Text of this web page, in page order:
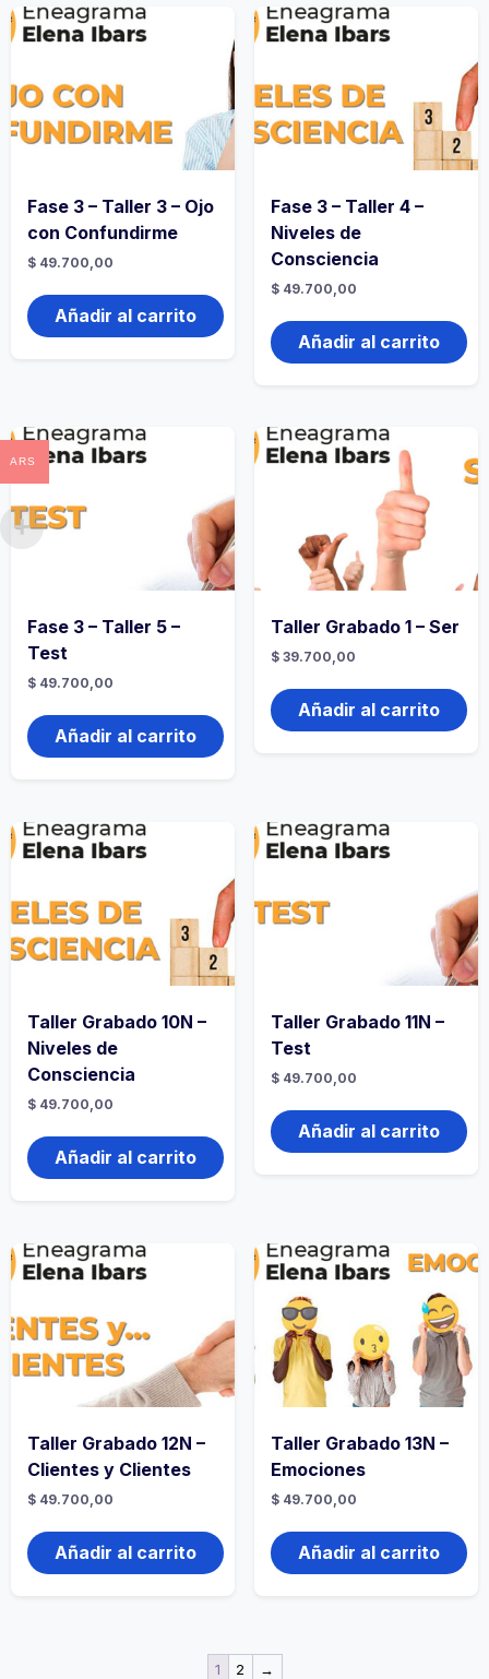
Fase 3 – Taller 3 – Ojo
con Confundirme
$ 49.700,00
Añadir al carrito
Fase 3 – Taller 4 –
Niveles de
Consciencia
$49.700,00
Añadir al carrito
Fase 3 – Taller 5 –
Test
$ 49.700,00
Añadir al carrito
Taller Grabado 1 – Ser
$39.700,00
Añadir al carrito
Taller Grabado 10N –
Niveles de
Consciencia
$ 49.700,00
Añadir al carrito
Taller Grabado 11N –
Test
$49.700,00
Añadir al carrito
Taller Grabado 12N –
Clientes y Clientes
$ 49.700,00
Añadir al carrito
Taller Grabado 13N –
Emociones
$49.700,00
Añadir al carrito
1 2 →
ARS